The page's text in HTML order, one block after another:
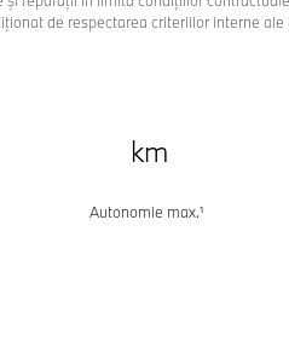
de respectarea criteriilor interne
km
Autonomie max.¹